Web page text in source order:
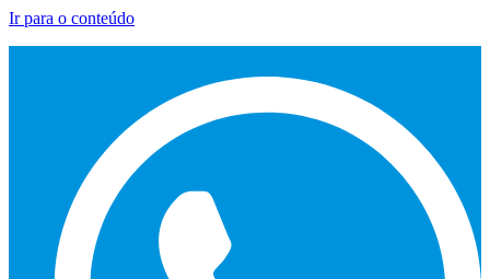
Ir para o conteúdo